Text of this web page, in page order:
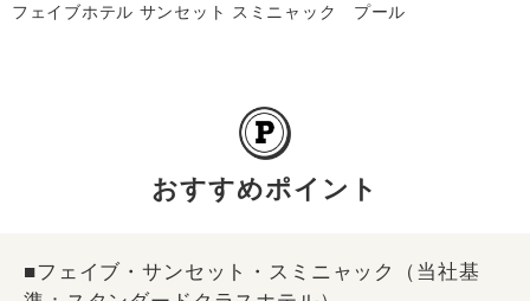
フェイブホテル サンセット スミニャック プール
おすすめポイント
■フェイブ・サンセット・スミニャック（当社基